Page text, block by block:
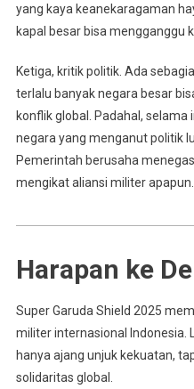
yang kaya keanekaragaman
kapal besar bisa mengganggu
Ketiga, kritik politik. Ada
terlalu banyak negara besar
konflik global. Padahal, selama
negara yang menganut politik
Pemerintah berusaha
mengikat aliansi militer apapun.
Harapan ke
Super Garuda Shield 2025
militer internasional Indonesia.
hanya ajang unjuk kekuatan,
solidaritas global.